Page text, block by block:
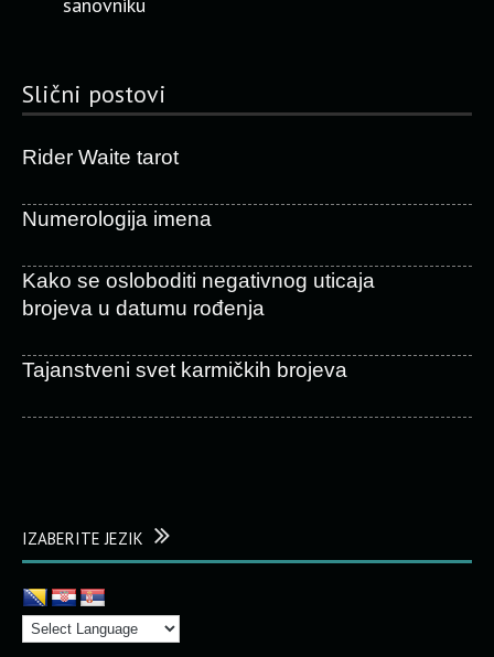
Slični postovi
Rider Waite tarot
Numerologija imena
Kako se osloboditi negativnog uticaja
brojeva u datumu rođenja
Tajanstveni svet karmičkih brojeva
IZABERITE JEZIK